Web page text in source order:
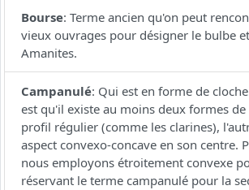
Bourse: Terme ancien qu'on peut
vieux ouvrages pour désigner le bulbe
Amanites.
Campanulé: Qui est en forme de
est qu'il existe au moins deux formes
profil régulier (comme les clarines),
aspect convexo-concave en son centre.
nous employons étroitement convexe
réservant le terme campanulé pour la